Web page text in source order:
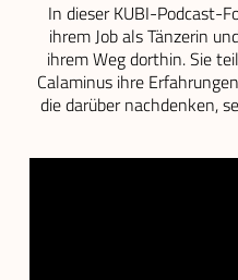
In dieser KUBI-Podcast-
ihrem Job als Tänzerin
ihrem Weg dorthin. Sie
Calaminus ihre
die darüber nachdenken,